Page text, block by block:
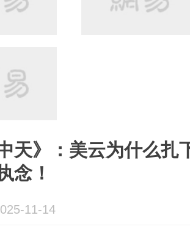
天》：美云为什么
念！
11-14